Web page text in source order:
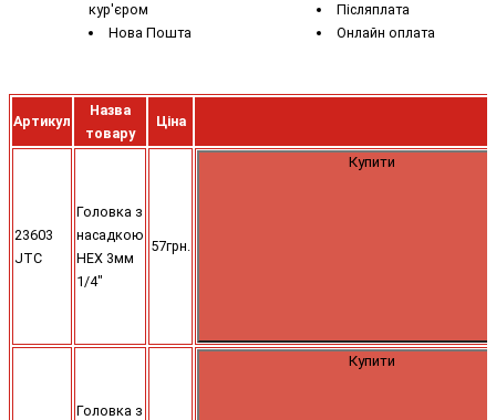
кур'єром
Нова Пошта
Післяплата
Онлайн оплата
Артикул
Назва
товару
Ціна
23603
JTC
Головка з
насадкою
HEX 3мм
1/4"
57грн.
Купити
Головка з
Купити